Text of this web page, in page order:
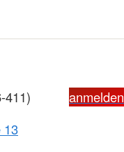
411)
anmelden
13